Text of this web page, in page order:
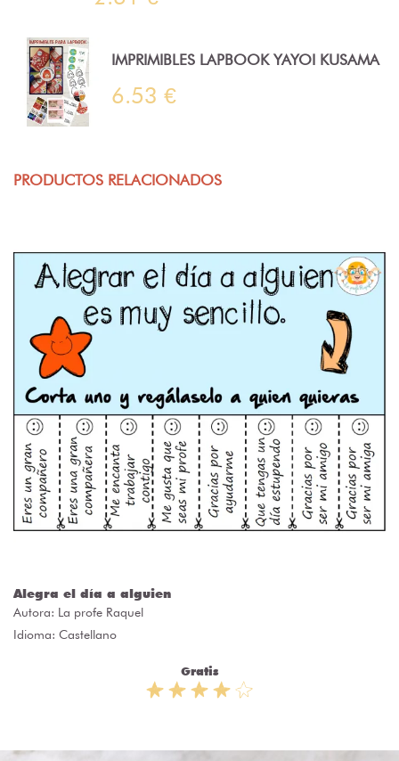
IMPRIMIBLES LAPBOOK YAYOI KUSAMA
6.53 €
PRODUCTOS RELACIONADOS
Alegra el día a alguien
Autora: La profe Raquel
Idioma: Castellano
Gratis